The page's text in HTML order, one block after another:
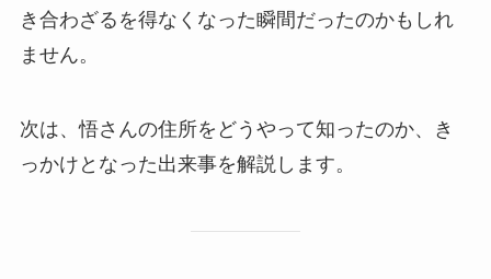
き合わざるを得なくなった瞬間だったのかもしれ
ません。
次は、悟さんの住所をどうやって知ったのか、き
っかけとなった出来事を解説します。